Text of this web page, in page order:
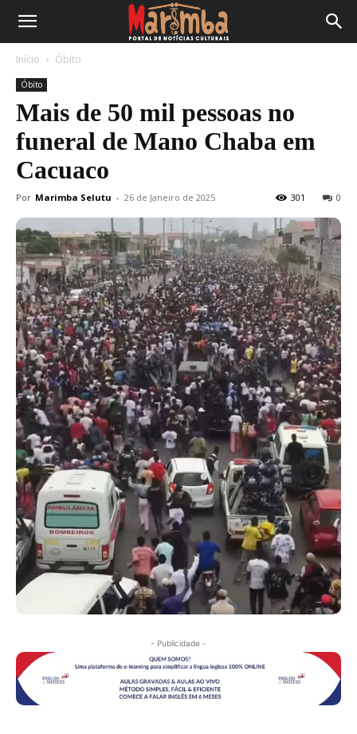
Início Óbito
Óbito
Mais de 50 mil pessoas no
funeral de Mano Chaba em
Cacuaco
Por Marimba Selutu - 26 de Janeiro de 2025 0
301
- Publicidade -